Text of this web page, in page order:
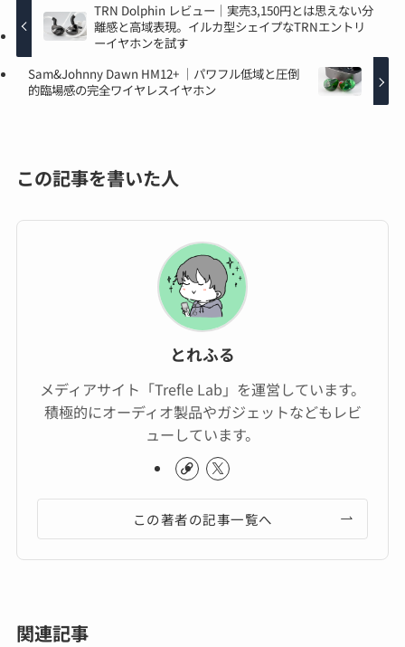
TRN Dolphin レビュー｜実売3,150円とは思えない分
離感と高域表現。イルカ型シェイプなTRNエントリ
ーイヤホンを試す
Sam&Johnny Dawn HM12+ ｜パワフル低域と圧倒
的臨場感の完全ワイヤレスイヤホン
この記事を書いた人
とれふる
メディアサイト「Trefle Lab」を運営しています。
積極的にオーディオ製品やガジェットなどもレビ
ューしています。
この著者の記事一覧へ
関連記事